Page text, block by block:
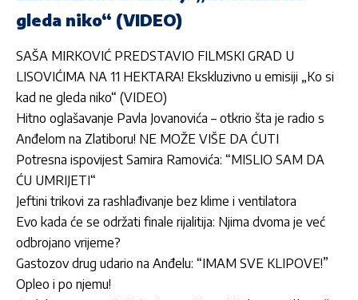
gleda niko“ (VIDEO)
SAŠA MIRKOVIĆ PREDSTAVIO FILMSKI GRAD U
LISOVIĆIMA NA 11 HEKTARA! Ekskluzivno u emisiji „Ko si
kad ne gleda niko“ (VIDEO)
Hitno oglašavanje Pavla Jovanovića – otkrio šta je radio s
Anđelom na Zlatiboru! NE MOŽE VIŠE DA ĆUTI
Potresna ispovijest Samira Ramovića: “MISLIO SAM DA
ĆU UMRIJETI“
Jeftini trikovi za rashlađivanje bez klime i ventilatora
Evo kada će se održati finale rijalitija: Njima dvoma je već
odbrojano vrijeme?
Gastozov drug udario na Anđelu: “IMAM SVE KLIPOVE!”
Opleo i po njemu!